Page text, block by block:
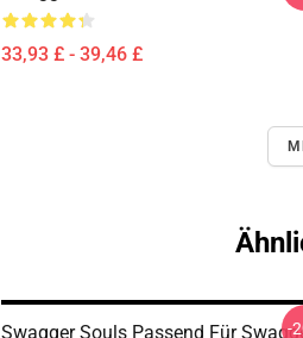
33,93 £ - 39,46 £
Swagger Souls Passend Für
-